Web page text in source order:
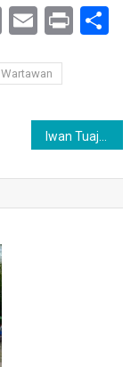
CopyEmail
Print